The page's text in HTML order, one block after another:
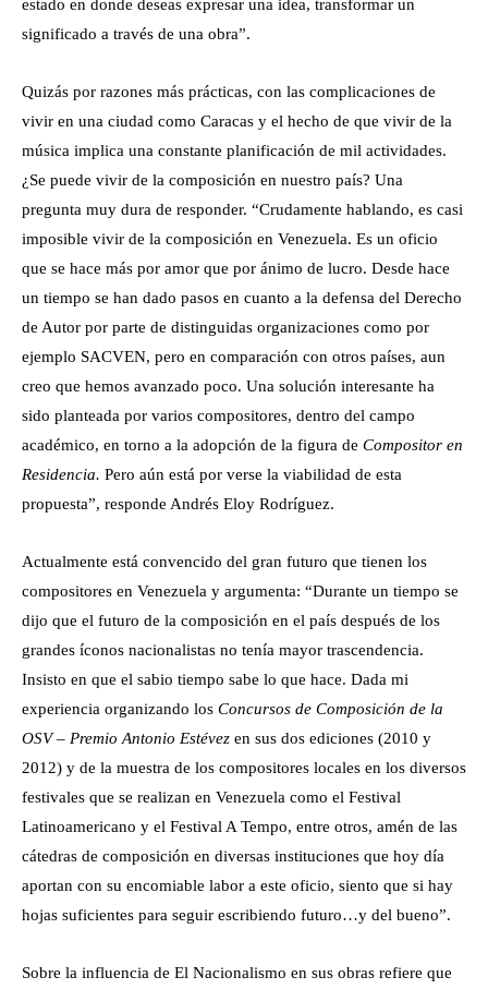
estado en donde deseas expresar una idea, transformar un
significado a través de una obra”.
Quizás por razones más prácticas, con las complicaciones de
vivir en una ciudad como Caracas y el hecho de que vivir de la
música implica una constante planificación de mil actividades.
¿Se puede vivir de la composición en nuestro país? Una
pregunta muy dura de responder. “Crudamente hablando, es casi
imposible vivir de la composición en Venezuela. Es un oficio
que se hace más por amor que por ánimo de lucro. Desde hace
un tiempo se han dado pasos en cuanto a la defensa del Derecho
de Autor por parte de distinguidas organizaciones como por
ejemplo SACVEN, pero en comparación con otros países, aun
creo que hemos avanzado poco. Una solución interesante ha
sido planteada por varios compositores, dentro del campo
académico, en torno a la adopción de la figura de Compositor en
Residencia. Pero aún está por verse la viabilidad de esta
propuesta”, responde Andrés Eloy Rodríguez.
Actualmente está convencido del gran futuro que tienen los
compositores en Venezuela y argumenta: “Durante un tiempo se
dijo que el futuro de la composición en el país después de los
grandes íconos nacionalistas no tenía mayor trascendencia.
Insisto en que el sabio tiempo sabe lo que hace. Dada mi
experiencia organizando los Concursos de Composición de la
OSV – Premio Antonio Estévez en sus dos ediciones (2010 y
2012) y de la muestra de los compositores locales en los diversos
festivales que se realizan en Venezuela como el Festival
Latinoamericano y el Festival A Tempo, entre otros, amén de las
cátedras de composición en diversas instituciones que hoy día
aportan con su encomiable labor a este oficio, siento que si hay
hojas suficientes para seguir escribiendo futuro…y del bueno”.
Sobre la influencia de El Nacionalismo en sus obras refiere que